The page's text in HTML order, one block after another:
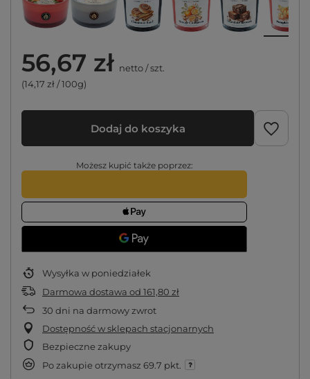
56,67 zł netto/szt.
(14,17 zł / 100g)
Dodaj do koszyka
Możesz kupić także poprzez:
Wysyłka w poniedziałek
Darmowa dostawa od 161,80 zł
30 dni na darmowy zwrot
Dostępność w sklepach stacjonarnych
Bezpieczne zakupy
Po zakupie otrzymasz 69.7 pkt.